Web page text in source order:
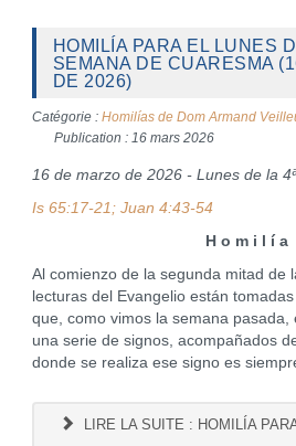
HOMILÍA PARA EL LUNES
SEMANA DE CUARESMA
DE 2026)
Catégorie : Homilías de Dom Armand
Publication : 16 mars 2026
16 de marzo de 2026 - Lunes de la
Is 65:17-21; Juan 4:43-54
H o m i l í a
Al comienzo de la segunda mitad de
lecturas del Evangelio están
que, como vimos la semana pasada,
una serie de signos, acompañados
donde se realiza ese signo es
LIRE LA SUITE : HOMILÍA